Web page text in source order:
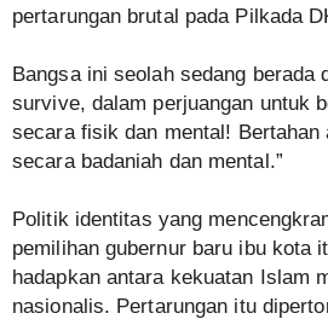
pertarungan brutal pada Pilkada
Bangsa ini seolah sedang berada
survive, dalam perjuangan untuk
secara fisik dan mental! Bertahan
secara badaniah dan mental.”
Politik identitas yang
pemilihan gubernur baru ibu kota
hadapkan antara kekuatan Islam
nasionalis. Pertarungan itu